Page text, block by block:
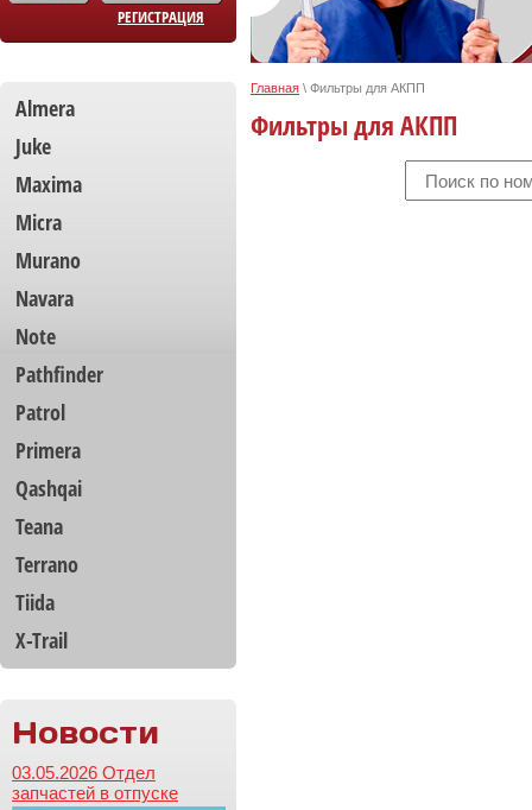
РЕГИСТРАЦИЯ
Almera
Juke
Maxima
Micra
Murano
Navara
Note
Pathfinder
Patrol
Primera
Qashqai
Teana
Terrano
Tiida
X-Trail
Новости
03.05.2026 Отдел
запчастей в отпуске
Главная \ Фильтры для АКПП
Фильтры для АКПП